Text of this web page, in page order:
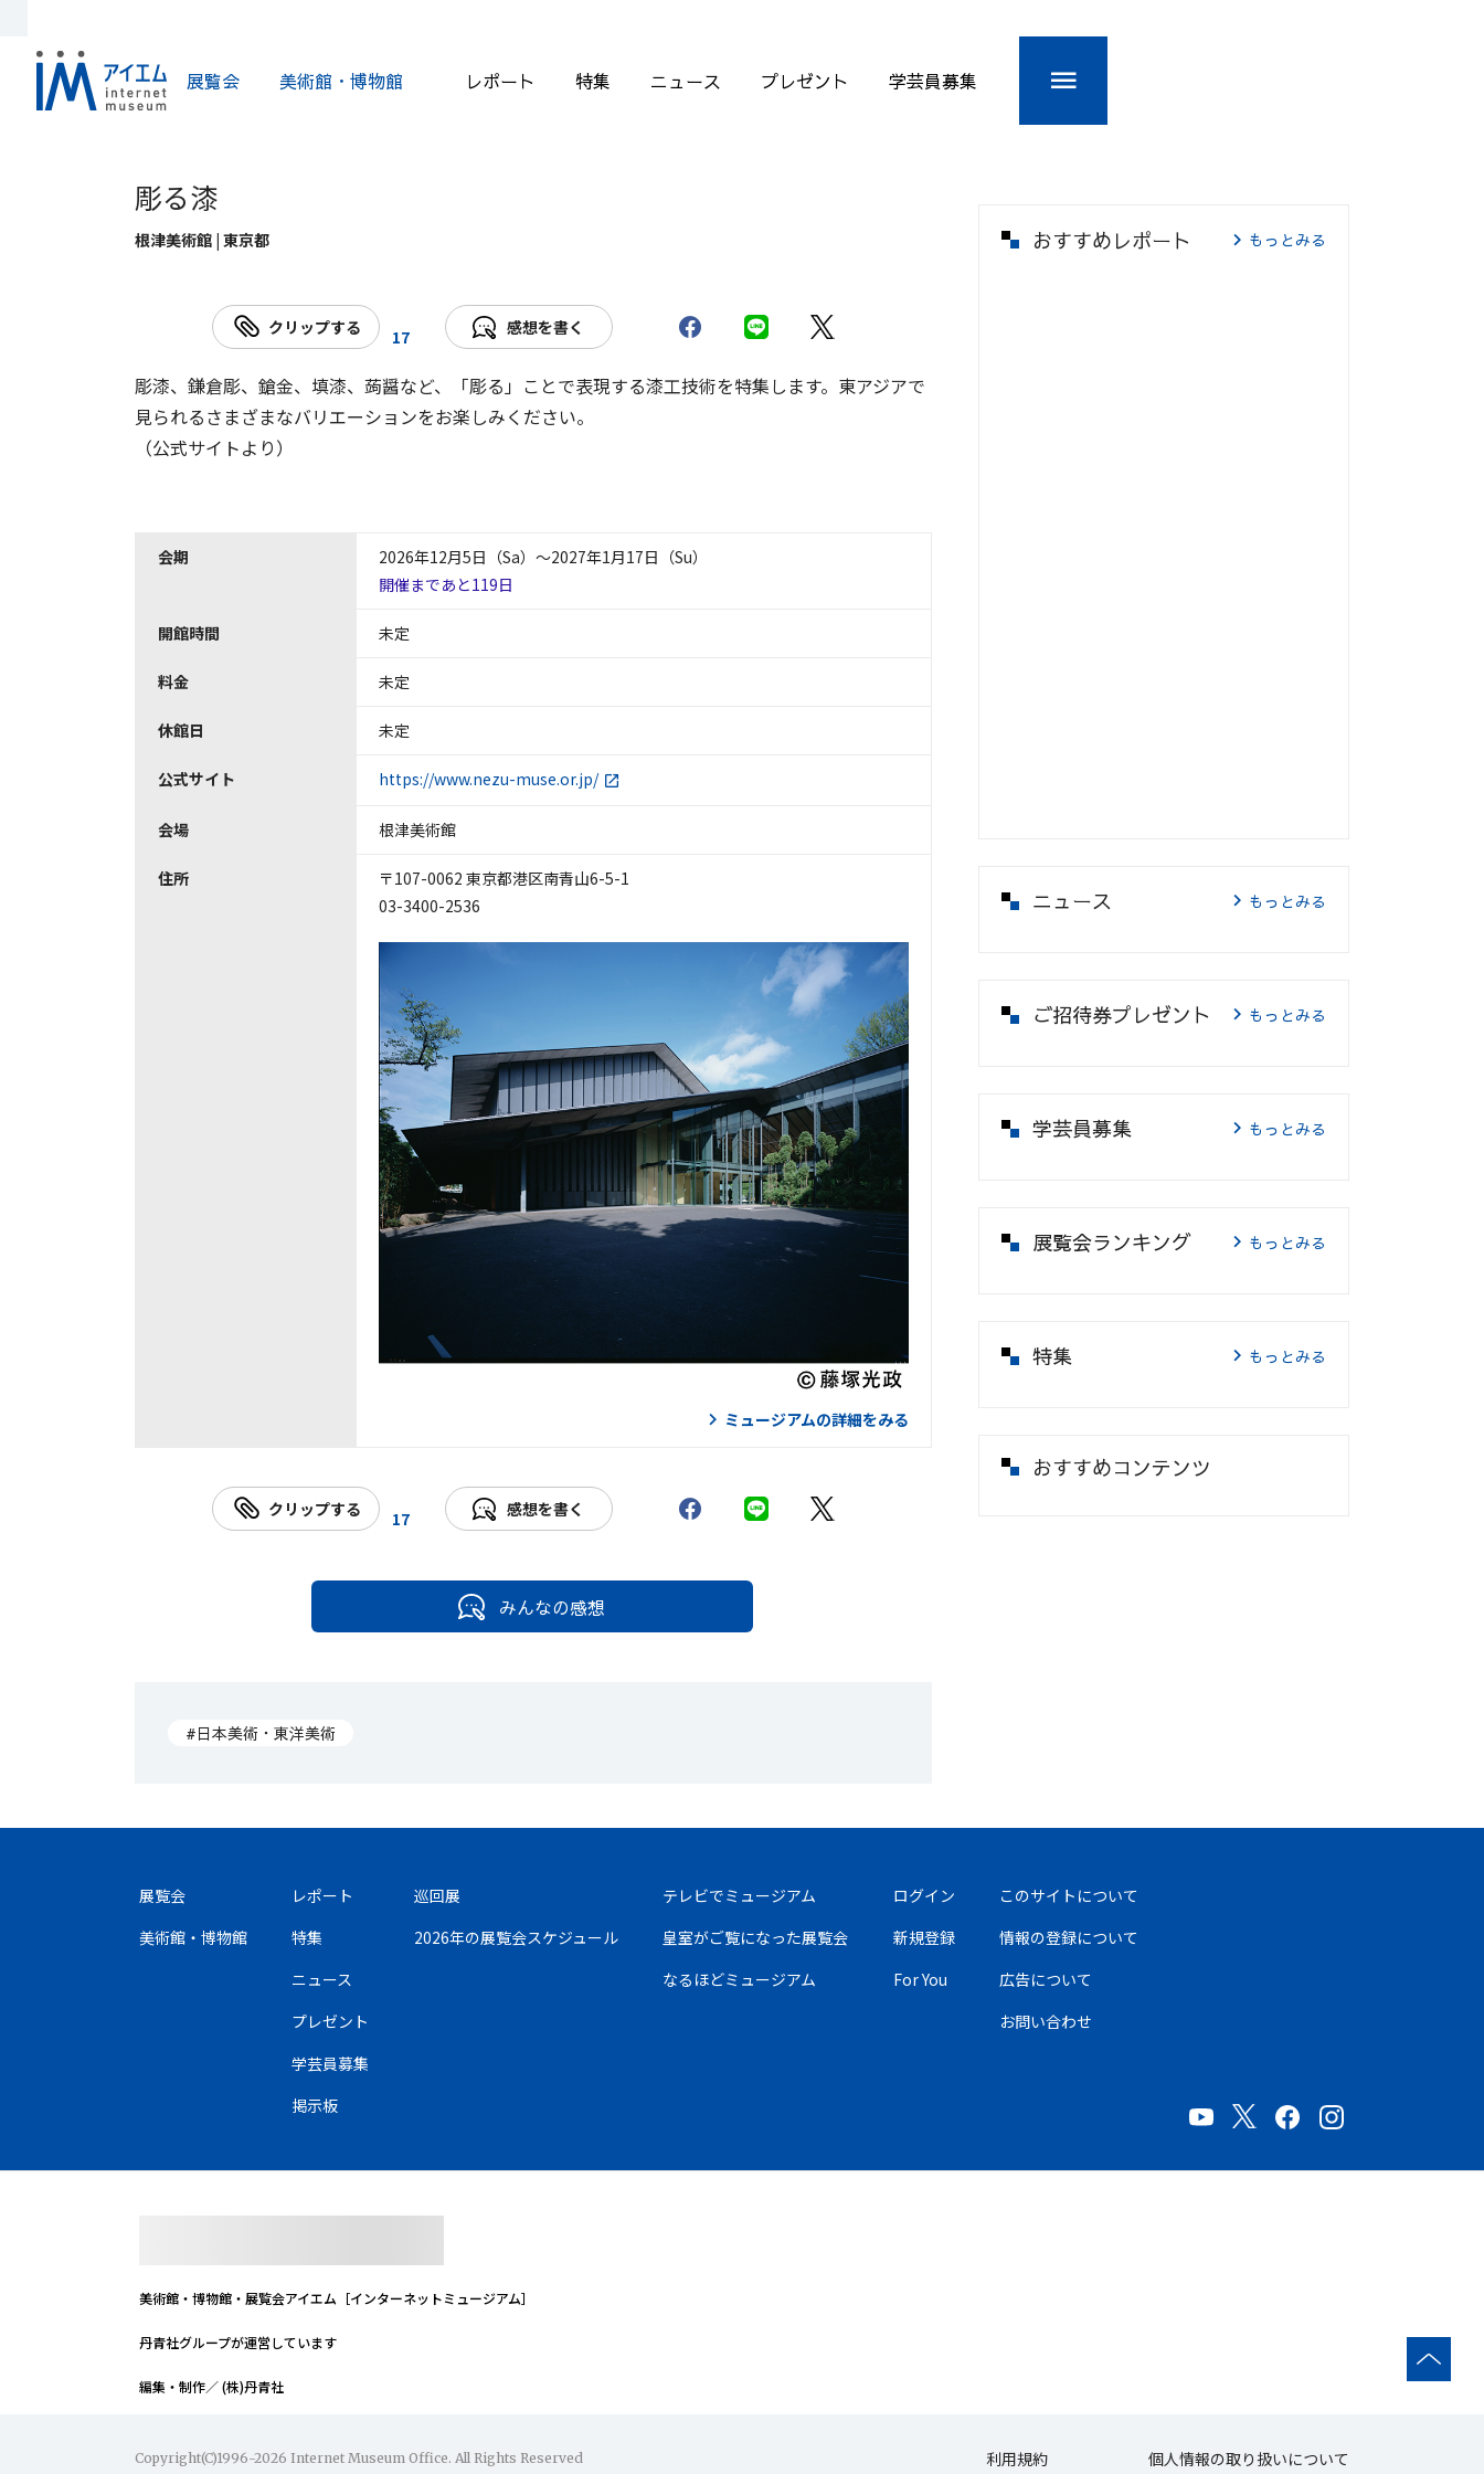
展覧会 美術館・博物館 レポート 特集 ニュース プレゼント 学芸員募集
彫る漆
根津美術館 | 東京都
クリップする 17 感想を書く
彫漆、鎌倉彫、鎗金、填漆、蒟醤など、「彫る」ことで表現する漆工技術を特集します。東アジアで
見られるさまざまなバリエーションをお楽しみください。
（公式サイトより）
会期
2026年12月5日（Sa）〜2027年1月17日（Su）
開催まであと119日
開館時間 未定
料金 未定
休館日 未定
公式サイト https://www.nezu-muse.or.jp/
会場 根津美術館
住所
〒107-0062 東京都港区南青山6-5-1
03-3400-2536
ミュージアムの詳細をみる
クリップする 17 感想を書く
みんなの感想
#日本美術・東洋美術
おすすめレポート もっとみる
ニュース もっとみる
ご招待券プレゼント もっとみる
学芸員募集 もっとみる
展覧会ランキング もっとみる
特集 もっとみる
おすすめコンテンツ
展覧会
美術館・博物館
レポート
特集
ニュース
プレゼント
学芸員募集
掲示板
巡回展
2026年の展覧会スケジュール
テレビでミュージアム
皇室がご覧になった展覧会
なるほどミュージアム
ログイン
新規登録
For You
このサイトについて
情報の登録について
広告について
お問い合わせ
美術館・博物館・展覧会アイエム［インターネットミュージアム］
丹青社グループが運営しています
編集・制作／ (株)丹青社
Copyright(C)1996-2026 Internet Museum Office. All Rights Reserved 利用規約 個人情報の取り扱いについて